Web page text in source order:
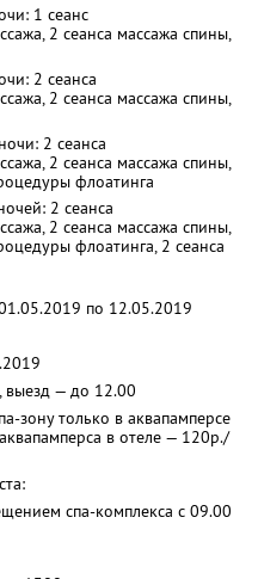
1 сеанс
2 сеанса массажа спины,
2 сеанса
2 сеанса массажа спины,
2 сеанса
2 сеанса массажа спины,
флоатинга
2 сеанса
2 сеанса массажа спины,
флоатинга, 2 сеанса
по 12.05.2019
выезд — до 12.00
зону только в аквапамперсе
в отеле — 120р./
спа-комплекса с 09.00